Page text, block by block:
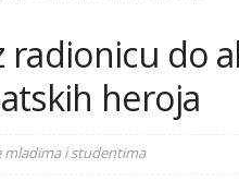
radionicu do
heroja
mladima i studentima